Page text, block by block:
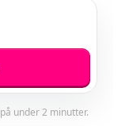
under 2 minutter.